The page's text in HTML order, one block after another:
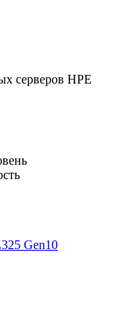
серверов HPE
Gen10